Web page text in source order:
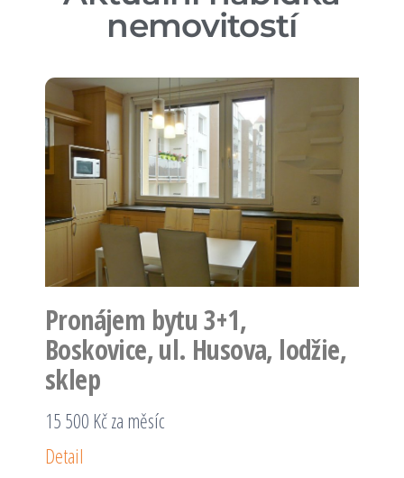
nemovitostí
Pronájem bytu 3+1,
Boskovice, ul. Husova, lodžie,
sklep
15 500 Kč za měsíc
Detail